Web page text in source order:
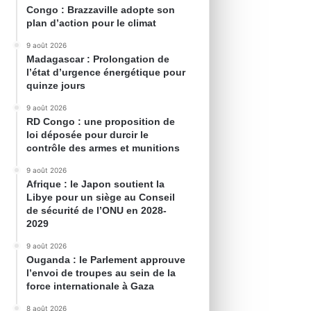
Congo : Brazzaville adopte son
plan d’action pour le climat
9 août 2026
Madagascar : Prolongation de
l’état d’urgence énergétique pour
quinze jours
9 août 2026
RD Congo : une proposition de
loi déposée pour durcir le
contrôle des armes et munitions
9 août 2026
Afrique : le Japon soutient la
Libye pour un siège au Conseil
de sécurité de l’ONU en 2028-
2029
9 août 2026
Ouganda : le Parlement approuve
l’envoi de troupes au sein de la
force internationale à Gaza
8 août 2026